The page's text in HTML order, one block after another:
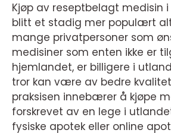
Kjøp av reseptbelagt medisin
blitt et stadig mer populært
mange privatpersoner som
medisiner som enten ikke er
hjemlandet, er billigere i
tror kan være av bedre
praksisen innebærer å kjøpe
forskrevet av en lege i
fysiske apotek eller online